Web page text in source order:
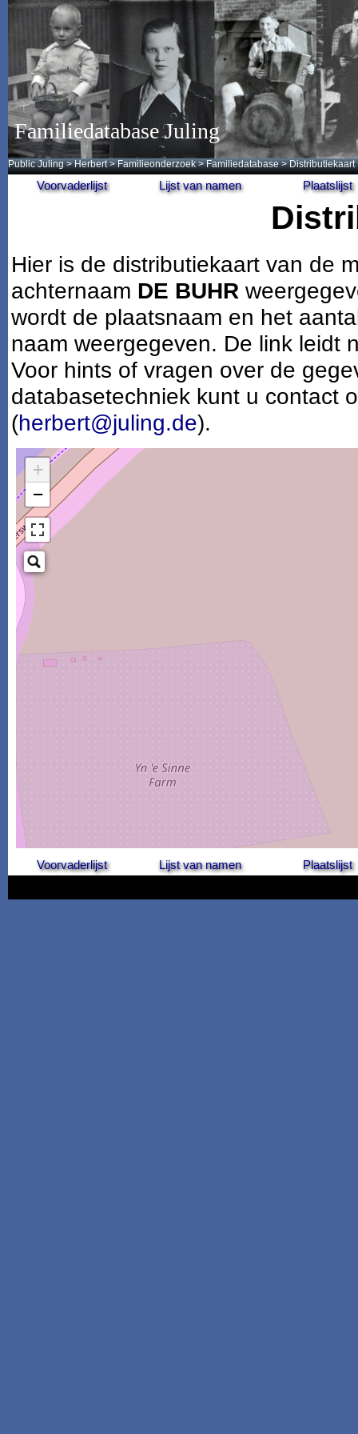
Familiedatabase Juling
Public Juling >Herbert >Familieonderzoek >Familiedatabase > Distributiekaart
Voorvaderlijst Lijst van namen Plaatslijst
Hier is de distributiekaart van de
achternaam DE BUHR
wordt de plaatsnaam en het
naam weergegeven. De link leidt
Voor hints of vragen over de
databasetechniek kunt u contact
(herbert@juling.de).
+
−
Voorvaderlijst Lijst van namen Plaatslijst